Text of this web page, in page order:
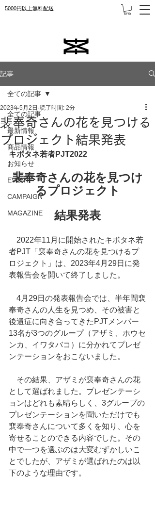
5000円以上無料配送
記事
全ての記事
最新情報
商品情報
お知らせ
EVENT
CAMPAIGN
MAGAZINE
全ての記事
裴奉奇さんの花を見つける
プロジェクト結果発表
2023年5月2日 読了時間: 2分
キボタネ若者PJT2022
裴奉奇さんの花を見つけ
るプロジェクト
結果発表
2022年11月に開始されたキボタネ若
者PJT「裵奉奇さんの花を見つけるプ
ロジェクト」は、2023年4月29日に発
表報告会を開いて終了しました。
4月29日の発表報告会では、半年間裵
奉奇さんの人生を見つめ、その被害と
後遺症に向き合ってきたPJTメンバー
13名が3つのグループ（アザミ、ホウセ
ンカ、イワタバコ）に分かれてプレゼ
ンテーションをおこないました。
その結果、アザミが裵奉奇さんの花
として選ばれました。プレゼンテーシ
ョンはどれも素晴らしく、3グループの
プレゼンテーションを聞いただけでも
裵奉奇さんについて多くを知り、心を
寄せることのできる内容でした。その
中で一つを選ぶのは大変むずかしいこ
とでしたが、アザミが選ばれたのは以
下のような理由です。